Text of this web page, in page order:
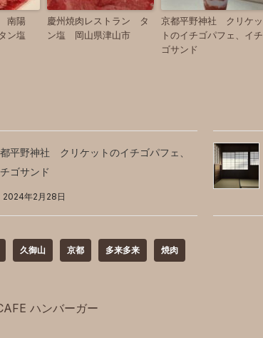
南陽
ン塩
慶州焼肉レストラン タ
ン塩 岡山県津山市
京都平野神社 クリケッ
トのイチゴパフェ、イチ
ゴサンド
平野神社 クリケットのイチゴパフェ、
ゴサンド
2024年2月28日
久御山 京都 多来多来 焼肉
ハンバーガー